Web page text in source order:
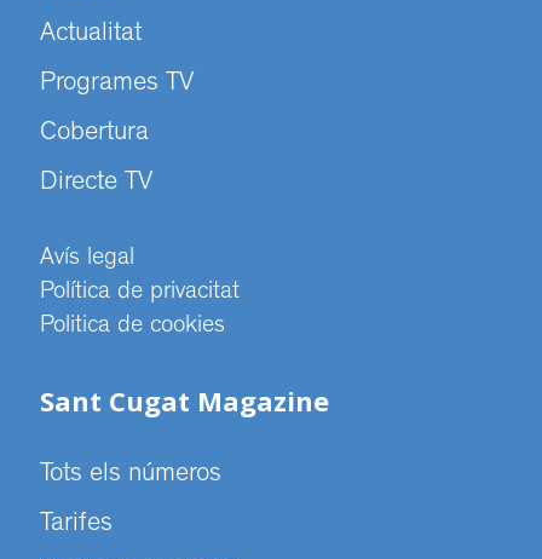
Actualitat
Programes TV
Cobertura
Directe TV
Avís legal
Política de privacitat
Politica de cookies
Sant Cugat Magazine
Tots els números
Tarifes